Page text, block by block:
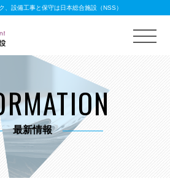
、設備工事と保守は日本総合施設（NSS）
最新情報